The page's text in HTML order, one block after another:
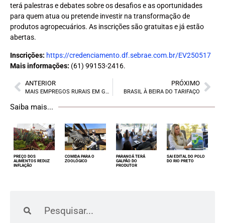
terá palestras e debates sobre os desafios e as oportunidades
para quem atua ou pretende investir na transformação de
produtos agropecuários. As inscrições são gratuitas e já estão
abertas.
Inscrições: https://credenciamento.df.sebrae.com.br/EV250517
Mais informações: (61) 99153-2416.
ANTERIOR
MAIS EMPREGOS RURAIS EM GOIÁS
PRÓXIMO
BRASIL À BEIRA DO TARIFAÇO
Saiba mais...
PREÇO DOS
ALIMENTOS REDUZ
INFLAÇÃO
COMIDA PARA O
ZOOLÓGICO
PARANOÁ TERÁ
GALPÃO DO
PRODUTOR
SAI EDITAL DO POLO
DO RIO PRETO